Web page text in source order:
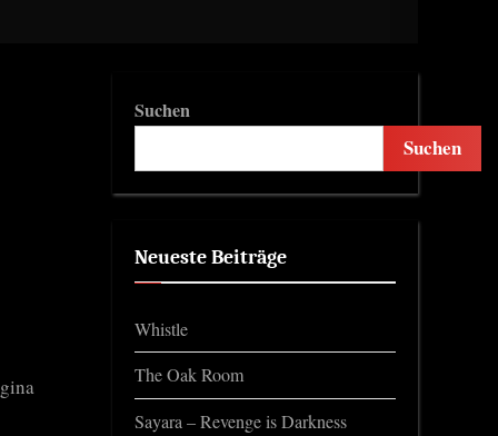
Suchen
Suchen
Neueste Beiträge
Whistle
The Oak Room
Sayara – Revenge is Darkness